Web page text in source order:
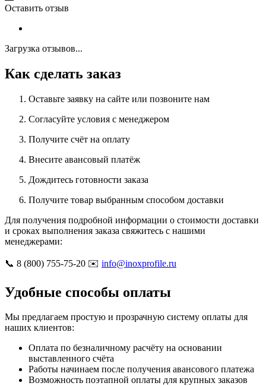
Оставить отзыв
Загрузка отзывов...
Как сделать заказ
Оставьте заявку на сайте или позвоните нам
Согласуйте условия с менеджером
Получите счёт на оплату
Внесите авансовый платёж
Дождитесь готовности заказа
Получите товар выбранным способом доставки
Для получения подробной информации о стоимости доставки
и сроках выполнения заказа свяжитесь с нашими
менеджерами:
📞 8 (800) 755-75-20 ✉️ info@inoxprofile.ru
Удобные способы оплаты
Мы предлагаем простую и прозрачную систему оплаты для
наших клиентов:
Оплата по безналичному расчёту на основании
выставленного счёта
Работы начинаем после получения авансового платежа
Возможность поэтапной оплаты для крупных заказов